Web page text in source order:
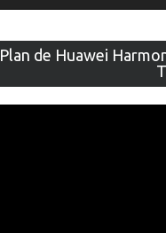
Plan de Huawei